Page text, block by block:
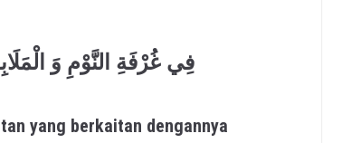
فِي غُرْفَةِ النَّوْمِ وَ
yang berkaitan dengannya